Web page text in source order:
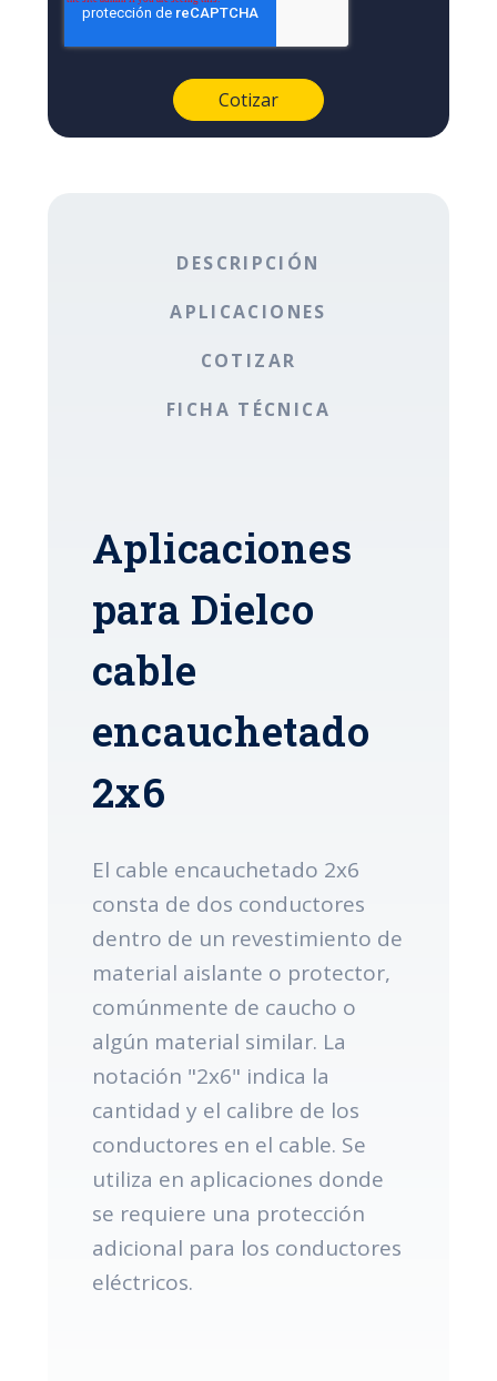
DESCRIPCIÓN
APLICACIONES
COTIZAR
FICHA TÉCNICA
Aplicaciones
para Dielco
cable
encauchetado
2x6
El cable encauchetado 2x6
consta de dos conductores
dentro de un revestimiento de
material aislante o protector,
comúnmente de caucho o
algún material similar. La
notación "2x6" indica la
cantidad y el calibre de los
conductores en el cable. Se
utiliza en aplicaciones donde
se requiere una protección
adicional para los conductores
eléctricos.